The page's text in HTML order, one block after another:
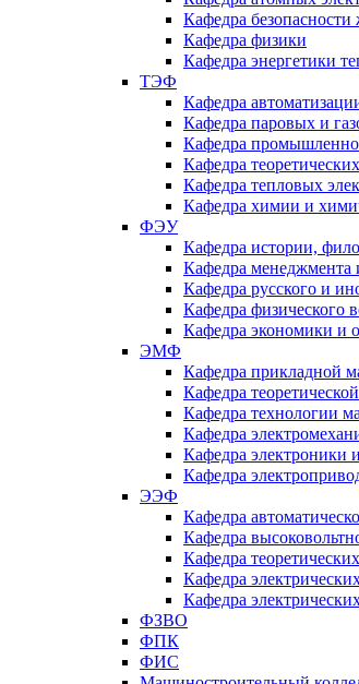
Кафедра безопасности
Кафедра физики
Кафедра энергетики
ТЭФ
Кафедра
Кафедра паровых и
Кафедра
Кафедра
Кафедра тепловых
Кафедра химии и
ФЭУ
Кафедра истории,
Кафедра менеджмента
Кафедра русского и
Кафедра физического
Кафедра экономики и
ЭМФ
Кафедра прикладной
Кафедра
Кафедра технологии
Кафедра
Кафедра электроники
Кафедра
ЭЭФ
Кафедра
Кафедра
Кафедра
Кафедра
Кафедра
ФЗВО
ФПК
ФИС